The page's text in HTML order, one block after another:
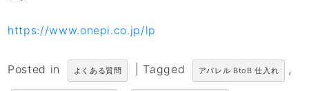
https://www.onepi.co.jp/lp
Posted in よくある質問 Tagged アパレル BtoB 仕入れ ,